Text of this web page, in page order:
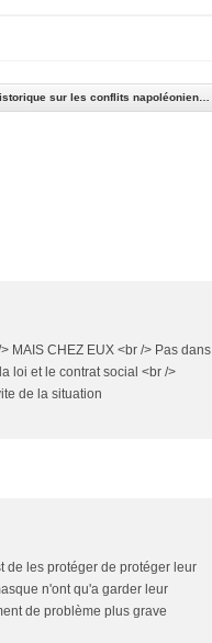
Allons : Recherche historique sur les conflits napoléonien ...
MAIS CHEZ EUX <br /> Pas dans
loi et le contrat social <br />
de la situation
de les protéger de protéger leur
n'ont qu'a garder leur
de problème plus grave